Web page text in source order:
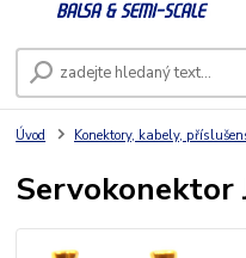
Úvod Konektory, kabely,
Servokonektor